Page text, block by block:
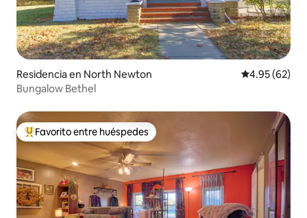
Residencia en North Newton Calificación
4.95 (62)
Bungalow Bethel
De los mejores en Favorito entre huéspedes
Favorito entre huéspedes